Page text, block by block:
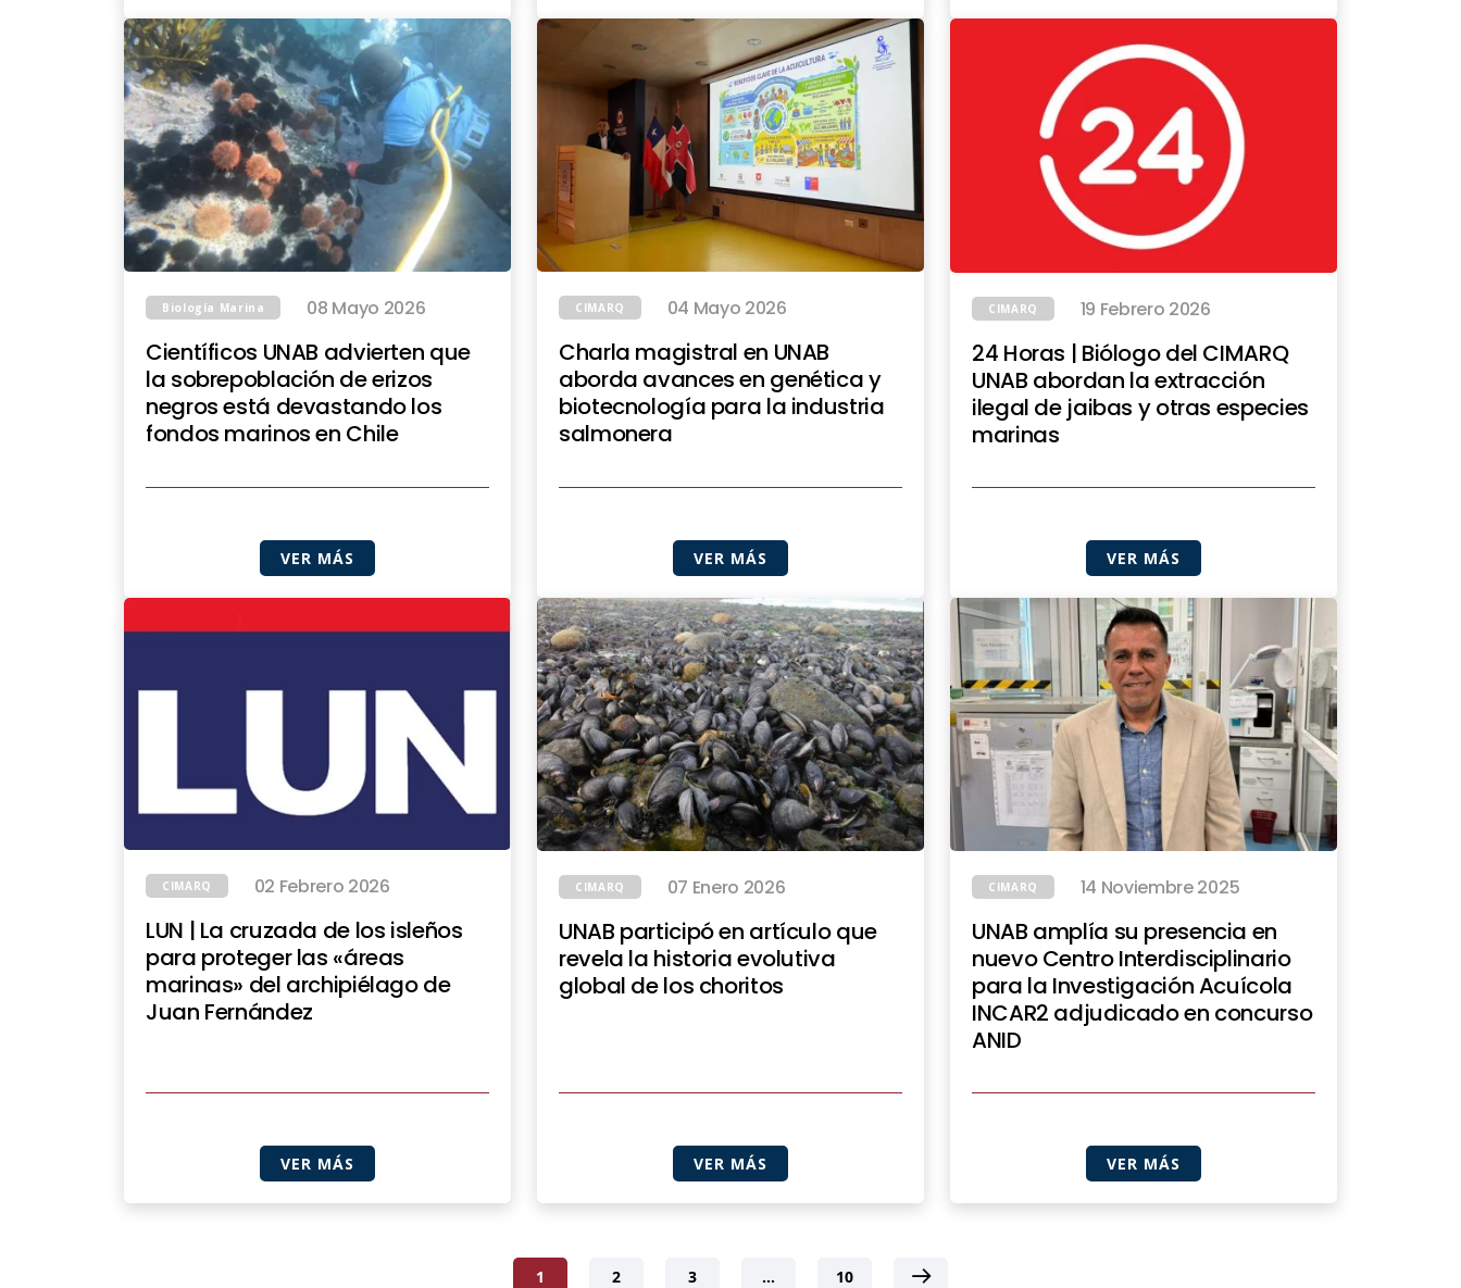
Biología Marina 08 Mayo 2026
Científicos UNAB advierten que
la sobrepoblación de erizos
negros está devastando los
fondos marinos en Chile
VER MÁS
CIMARQ 04 Mayo 2026
Charla magistral en UNAB
aborda avances en genética y
biotecnología para la industria
salmonera
VER MÁS
CIMARQ 19 Febrero 2026
24 Horas | Biólogo del CIMARQ
UNAB abordan la extracción
ilegal de jaibas y otras especies
marinas
VER MÁS
CIMARQ 02 Febrero 2026
LUN | La cruzada de los isleños
para proteger las «áreas
marinas» del archipiélago de
Juan Fernández
VER MÁS
CIMARQ 07 Enero 2026
UNAB participó en artículo que
revela la historia evolutiva
global de los choritos
VER MÁS
CIMARQ 14 Noviembre 2025
UNAB amplía su presencia en
nuevo Centro Interdisciplinario
para la Investigación Acuícola
INCAR2 adjudicado en concurso
ANID
VER MÁS
1 2 3 … 10